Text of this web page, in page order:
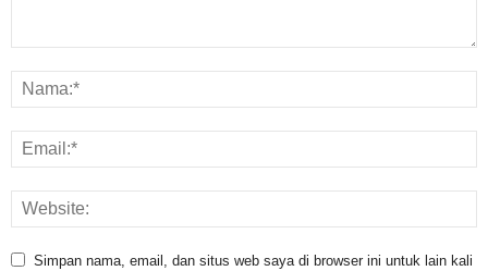
Simpan nama, email, dan situs web saya di browser ini untuk lain kali